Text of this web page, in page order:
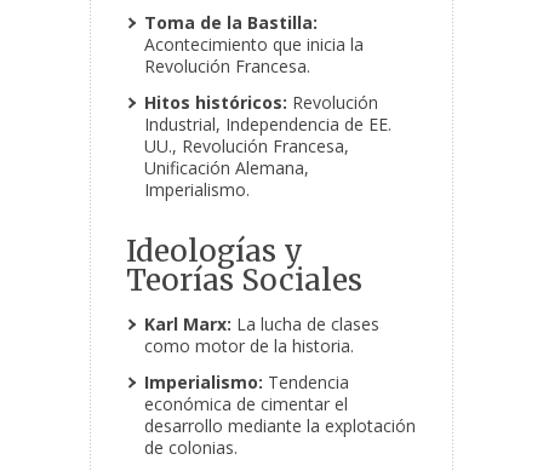
Toma de la Bastilla:
Acontecimiento que inicia la
Revolución Francesa.
Hitos históricos: Revolución
Industrial, Independencia de EE.
UU., Revolución Francesa,
Unificación Alemana,
Imperialismo.
Ideologías y
Teorías Sociales
Karl Marx: La lucha de clases
como motor de la historia.
Imperialismo: Tendencia
económica de cimentar el
desarrollo mediante la explotación
de colonias.